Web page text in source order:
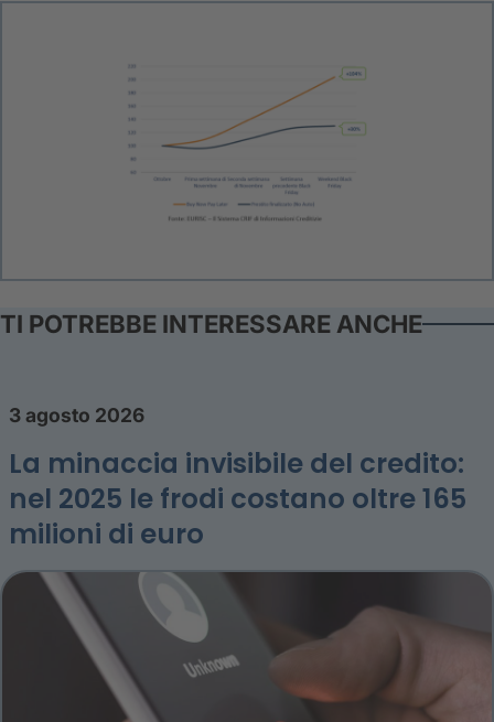
TI POTREBBE INTERESSARE ANCHE
3 agosto 2026
La minaccia invisibile del credito:
nel 2025 le frodi costano oltre 165
milioni di euro